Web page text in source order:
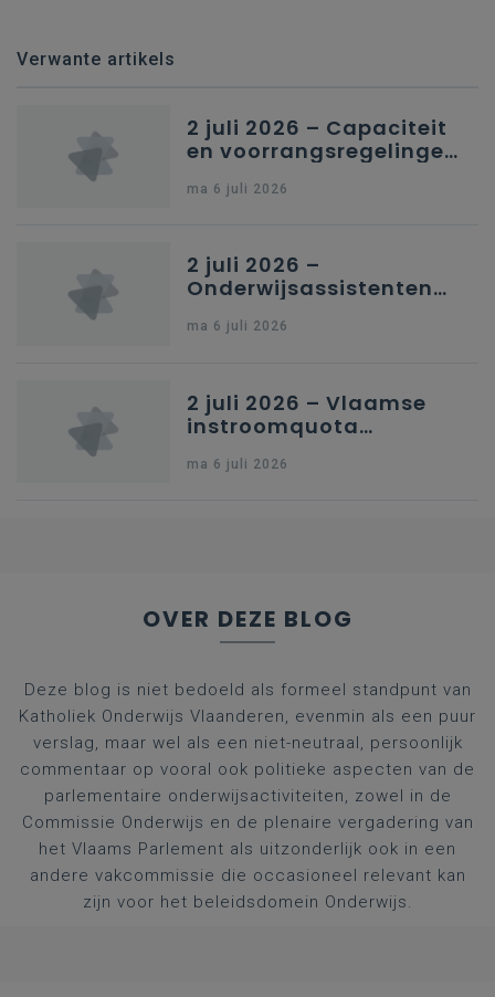
Verwante artikels
2 juli 2026 – Capaciteit
en voorrangsregelingen
secundair onderwijs in
ma 6 juli 2026
2 juli 2026 –
Onderwijsassistenten
kleuteronderwijs
ma 6 juli 2026
2 juli 2026 – Vlaamse
instroomquota
federale RIZIV-
ma 6 juli 2026
OVER DEZE BLOG
Deze blog is niet bedoeld als formeel standpunt van
Katholiek Onderwijs Vlaanderen, evenmin als een puur
verslag, maar wel als een niet-neutraal, persoonlijk
commentaar op vooral ook politieke aspecten van de
parlementaire onderwijsactiviteiten, zowel in de
Commissie Onderwijs en de plenaire vergadering van
het Vlaams Parlement als uitzonderlijk ook in een
andere vakcommissie die occasioneel relevant kan
zijn voor het beleidsdomein Onderwijs.